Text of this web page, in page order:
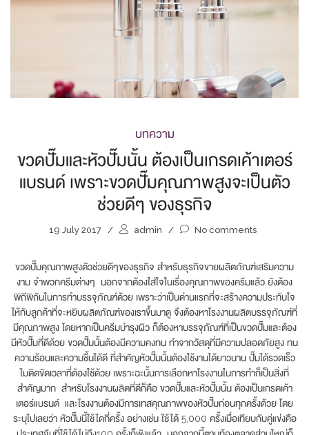
บทความ
ขวดปั๊มและหัวปั๊มนั้น ต้องเป็นเกรดเค้าเตอร์
แบรนด์ เพราะขวดปั๊มคุณภาพสูงจะเป็นตัว
ช่วยดีๆ ของธุรกิจ
19 July 2017 / admin / No comments
ขวดปั๊มคุณภาพสูงตัวช่วยดีๆของธุรกิจ สำหรับธุรกิจขายผลิตภัณฑ์เสริมความ
งาม จำพวกครีมต่างๆ นอกจากต้องใส่ใจในเรื่องคุณภาพของครีมแล้ว ยังต้อง
พิถีพิถันในการทำบรรจุภัณฑ์ด้วย เพราะว่าเป็นด่านแรกที่จะสร้างความประทับใจ
ให้กับลูกค้าที่จะหยิบผลิตภัณฑ์ของเราขึ้นมาดู จึงต้องหาโรงงานผลิตบรรจุภัณฑ์ที่
มีคุณภาพสูง โดยหากเป็นครีมบำรุงผิว ก็ต้องหาบรรจุภัณฑ์ที่เป็นขวดปั๊มและต้อง
มีหัวปั๊มที่ดีด้วย ขวดปั๊มนั้นต้องมีความคงทน ทำจากวัสดุที่มีความปลอดภัยสูง ทน
ความร้อนและความชื้นได้ดี ที่สำคัญหัวปั๊มนั้นต้องใช้งานได้ยาวนาน ปั๊มได้รวดเร็ว
ไมติดขัดเวลาที่ต้องใช้ด้วย เพราะฉะนั้นการเลือกหาโรงงานในการทำก็เป็นสิ่งที่
สำคัญมาก สำหรับโรงงานผลิตที่ดีก็คือ ขวดปั๊มและหัวปั๊มนั้น ต้องเป็นเกรดเค้า
เตอร์แบรนด์ และโรงงานต้องมีการเทสคุณภาพของหัวปั๊มก่อนทุกครั้งด้วย โดย
ระบุไปเลยว่า หัวปั๊มนี้ใช้ไดกี่ครั้ง อย่างเช่น ใช้ได้ 5,000 ครั้งเมื่อเทียบกับคู่แข่งคือ